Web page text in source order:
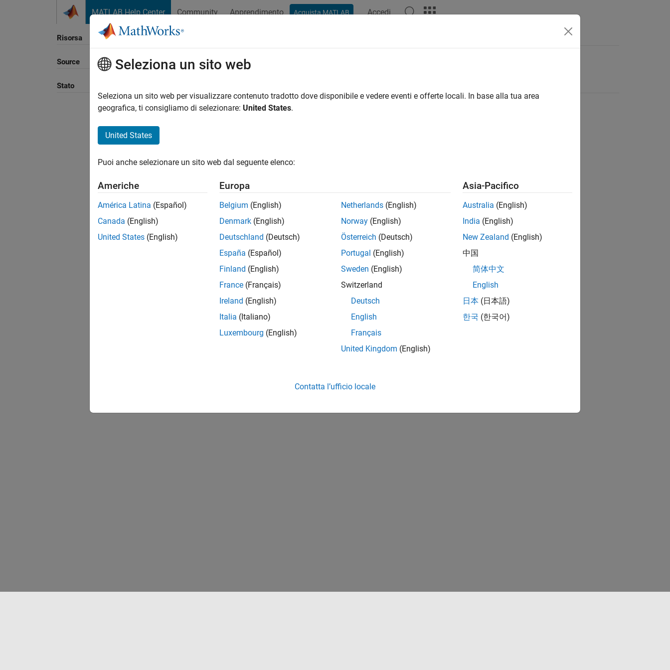
MATLAB Help Center Community Apprendimento Acquista MATLAB Accedi
Risorsa
Source
Stato
Ordina per
Seleziona un sito web
Seleziona un sito web per visualizzare contenuto tradotto dove disponibile e vedere eventi e offerte locali. In base alla tua area
geografica, ti consigliamo di selezionare: United States.
United States
Puoi anche selezionare un sito web dal seguente elenco:
Americhe
América Latina (Español)
Canada (English)
United States (English)
Europa
Belgium (English)
Denmark (English)
Deutschland (Deutsch)
España (Español)
Finland (English)
France (Français)
Ireland (English)
Italia (Italiano)
Luxembourg (English)
Netherlands (English)
Norway (English)
Österreich (Deutsch)
Portugal (English)
Sweden (English)
Switzerland
Deutsch
English
Français
United Kingdom (English)
Asia-Pacifico
Australia (English)
India (English)
New Zealand (English)
中国
简体中文
English
日本 (日本語)
한국 (한국어)
Contatta l’ufficio locale